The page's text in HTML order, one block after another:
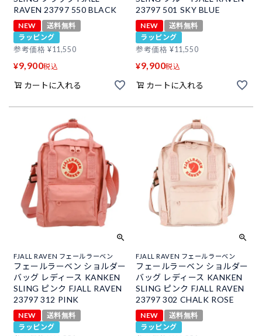
RAVEN 23797 550 BLACK
NEW
送料無料
ラッピング
参考価格 ¥11,550
¥9,900税込
カートに入れる
23797 501 SKY BLUE
NEW
送料無料
ラッピング
参考価格 ¥11,550
¥9,900税込
カートに入れる
FJALL RAVEN フェールラーベン
フェールラーベン ショルダー
バッグ レディース KANKEN
SLING ピンク FJALL RAVEN
23797 312 PINK
NEW
送料無料
ラッピング
FJALL RAVEN フェールラーベン
フェールラーベン ショルダー
バッグ レディース KANKEN
SLING ピンク FJALL RAVEN
23797 302 CHALK ROSE
NEW
送料無料
ラッピング